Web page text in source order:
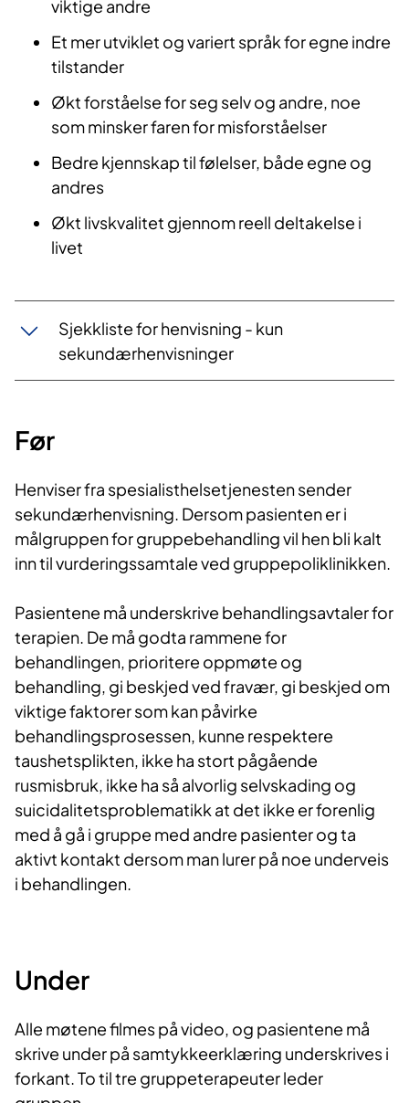
viktige andre
Et mer utviklet og variert språk for egne indre
tilstander
Økt forståelse for seg selv og andre, noe
som minsker faren for misforståelser
Bedre kjennskap til følelser, både egne og
andres
Økt livskvalitet gjennom reell deltakelse i
livet
Sjekkliste for henvisning - kun
sekundærhenvisninger
Før
Henviser fra spesialisthelsetjenesten sender
sekundærhenvisning. Dersom pasienten er i
målgruppen for gruppebehandling vil hen bli kalt
inn til vurderingssamtale ved gruppepoliklinikken.
Pasientene må underskrive behandlingsavtaler for
terapien. De må godta rammene for
behandlingen, prioritere oppmøte og
behandling, gi beskjed ved fravær, gi beskjed om
viktige faktorer som kan påvirke
behandlingsprosessen, kunne respektere
taushetsplikten, ikke ha stort pågående
rusmisbruk, ikke ha så alvorlig selvskading og
suicidalitetsproblematikk at det ikke er forenlig
med å gå i gruppe med andre pasienter og ta
aktivt kontakt dersom man lurer på noe underveis
i behandlingen.
Under
Alle møtene filmes på video, og pasientene må
skrive under på samtykkeerklæring underskrives i
forkant. To til tre gruppeterapeuter leder